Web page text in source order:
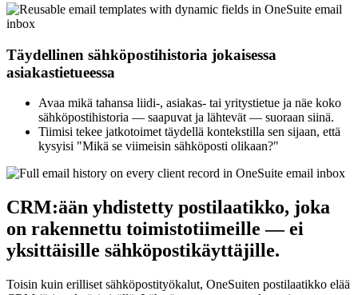
Täydellinen sähköpostihistoria jokaisessa
asiakastietueessa
Avaa mikä tahansa liidi-, asiakas- tai yritystietue ja näe koko
sähköpostihistoria — saapuvat ja lähtevät — suoraan siinä.
Tiimisi tekee jatkotoimet täydellä kontekstilla sen sijaan, että
kysyisi "Mikä se viimeisin sähköposti olikaan?"
CRM:ään yhdistetty postilaatikko, joka
on rakennettu toimistotiimeille — ei
yksittäisille sähköpostikäyttäjille.
Toisin kuin erilliset sähköpostityökalut, OneSuiten postilaatikko elää